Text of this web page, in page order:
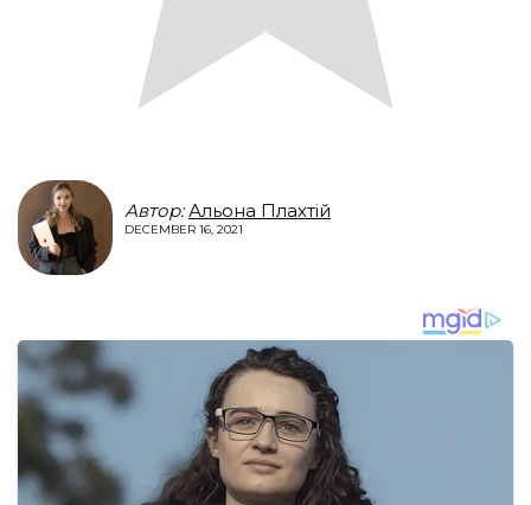
Автор: Альона Плахтій
DECEMBER 16, 2021